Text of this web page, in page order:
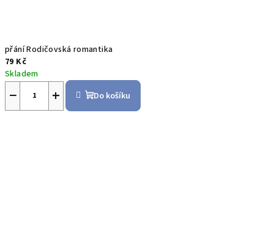
přání Rodičovská romantika
79 Kč
Skladem
+
− Do košíku